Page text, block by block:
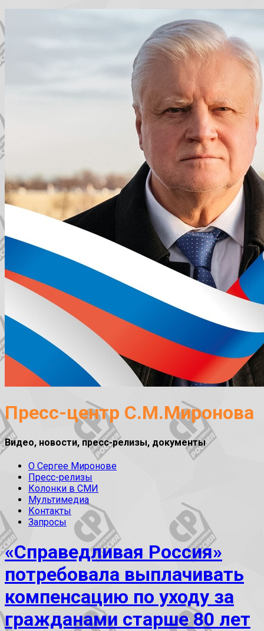
Пресс-центр С.М.Миронова
Видео, новости, пресс-релизы, документы
О Сергее Миронове
Пресс-релизы
Колонки в СМИ
Мультимедиа
Контакты
Запросы
«Справедливая Россия»
потребовала выплачивать
компенсацию по уходу за
гражданами старше 80 лет